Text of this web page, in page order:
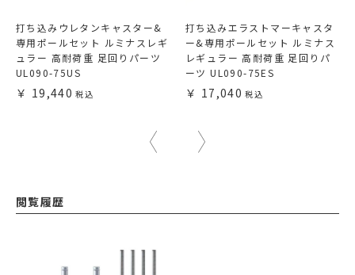
打ち込みウレタンキャスター&
専用ポールセット ルミナスレギ
ュラー 高耐荷重 足回りパーツ
UL090-75US
19,440
打ち込みエラストマーキャスタ
ー&専用ポールセット ルミナス
レギュラー 高耐荷重 足回りパ
ーツ UL090-75ES
17,040
閲覧履歴